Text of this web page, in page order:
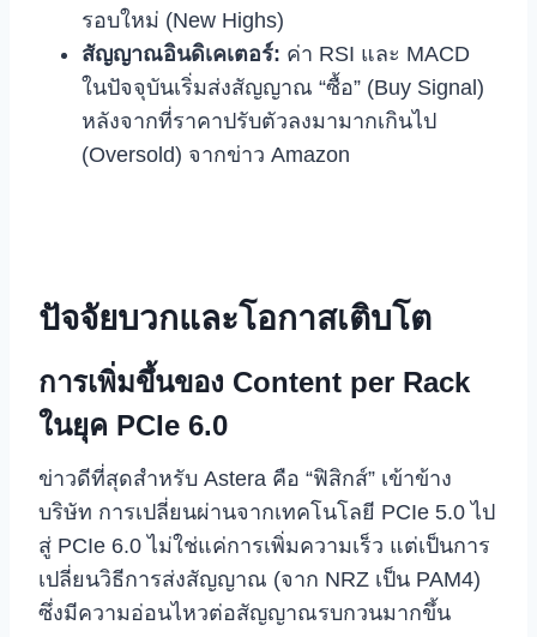
รอบใหม่ (New Highs)
สัญญาณอินดิเคเตอร์: ค่า RSI และ MACD
ในปัจจุบันเริ่มส่งสัญญาณ “ซื้อ” (Buy Signal)
หลังจากที่ราคาปรับตัวลงมามากเกินไป
(Oversold) จากข่าว Amazon
ปัจจัยบวกและโอกาสเติบโต
การเพิ่มขึ้นของ Content per Rack
ในยุค PCIe 6.0
ข่าวดีที่สุดสำหรับ Astera คือ “ฟิสิกส์” เข้าข้าง
บริษัท การเปลี่ยนผ่านจากเทคโนโลยี PCIe 5.0 ไป
สู่ PCIe 6.0 ไม่ใช่แค่การเพิ่มความเร็ว แต่เป็นการ
เปลี่ยนวิธีการส่งสัญญาณ (จาก NRZ เป็น PAM4)
ซึ่งมีความอ่อนไหวต่อสัญญาณรบกวนมากขึ้น